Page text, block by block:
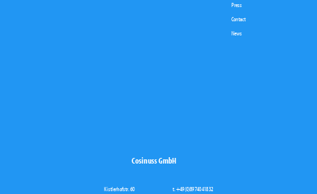
Press
Contact
News
Cosinuss GmbH
Kistlerhofstr. 60 t. +49 (0)89 740 418 32